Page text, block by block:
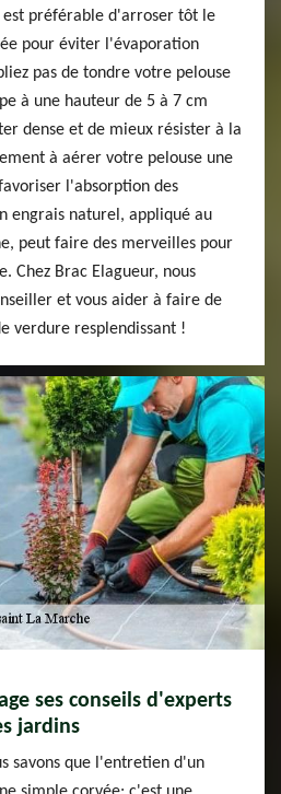
est préférable d'arroser tôt le
pour éviter l'évaporation
pas de tondre votre pelouse
à une hauteur de 5 à 7 cm
dense et de mieux résister à la
à aérer votre pelouse une
l'absorption des
engrais naturel, appliqué au
peut faire des merveilles pour
Chez Brac Elagueur, nous
et vous aider à faire de
verdure resplendissant !
ses conseils d'experts
jardins
savons que l'entretien d'un